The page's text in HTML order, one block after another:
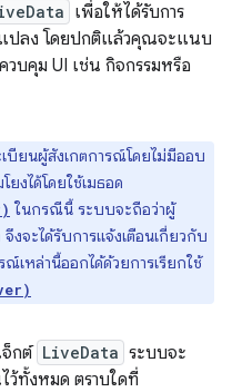
เพื่อให้ได้รับการ
ปลง โดยปกติแล้วคุณจะแนบ
วบคุม UI เช่น กิจกรรมหรือ
บียนผู้สังเกตการณ์โดยไม่มีออบ
ยงได้โดยใช้เมธอด
ในกรณีนี้ ระบบจะถือว่าผู้
งจะได้รับการแจ้งเตือนเกี่ยวกับ
เหล่านี้ออกได้ด้วยการเรียกใช้
จ็กต์ LiveData ระบบจะ
ว้ทั้งหมด ตราบใดที่